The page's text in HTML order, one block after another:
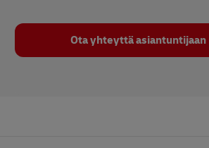
Ota yhteyttä asiantuntijaan